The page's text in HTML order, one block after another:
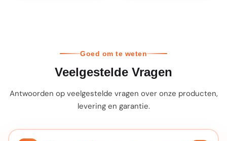
Goed om te weten
Veelgestelde Vragen
Antwoorden op veelgestelde vragen over onze producten,
levering en garantie.